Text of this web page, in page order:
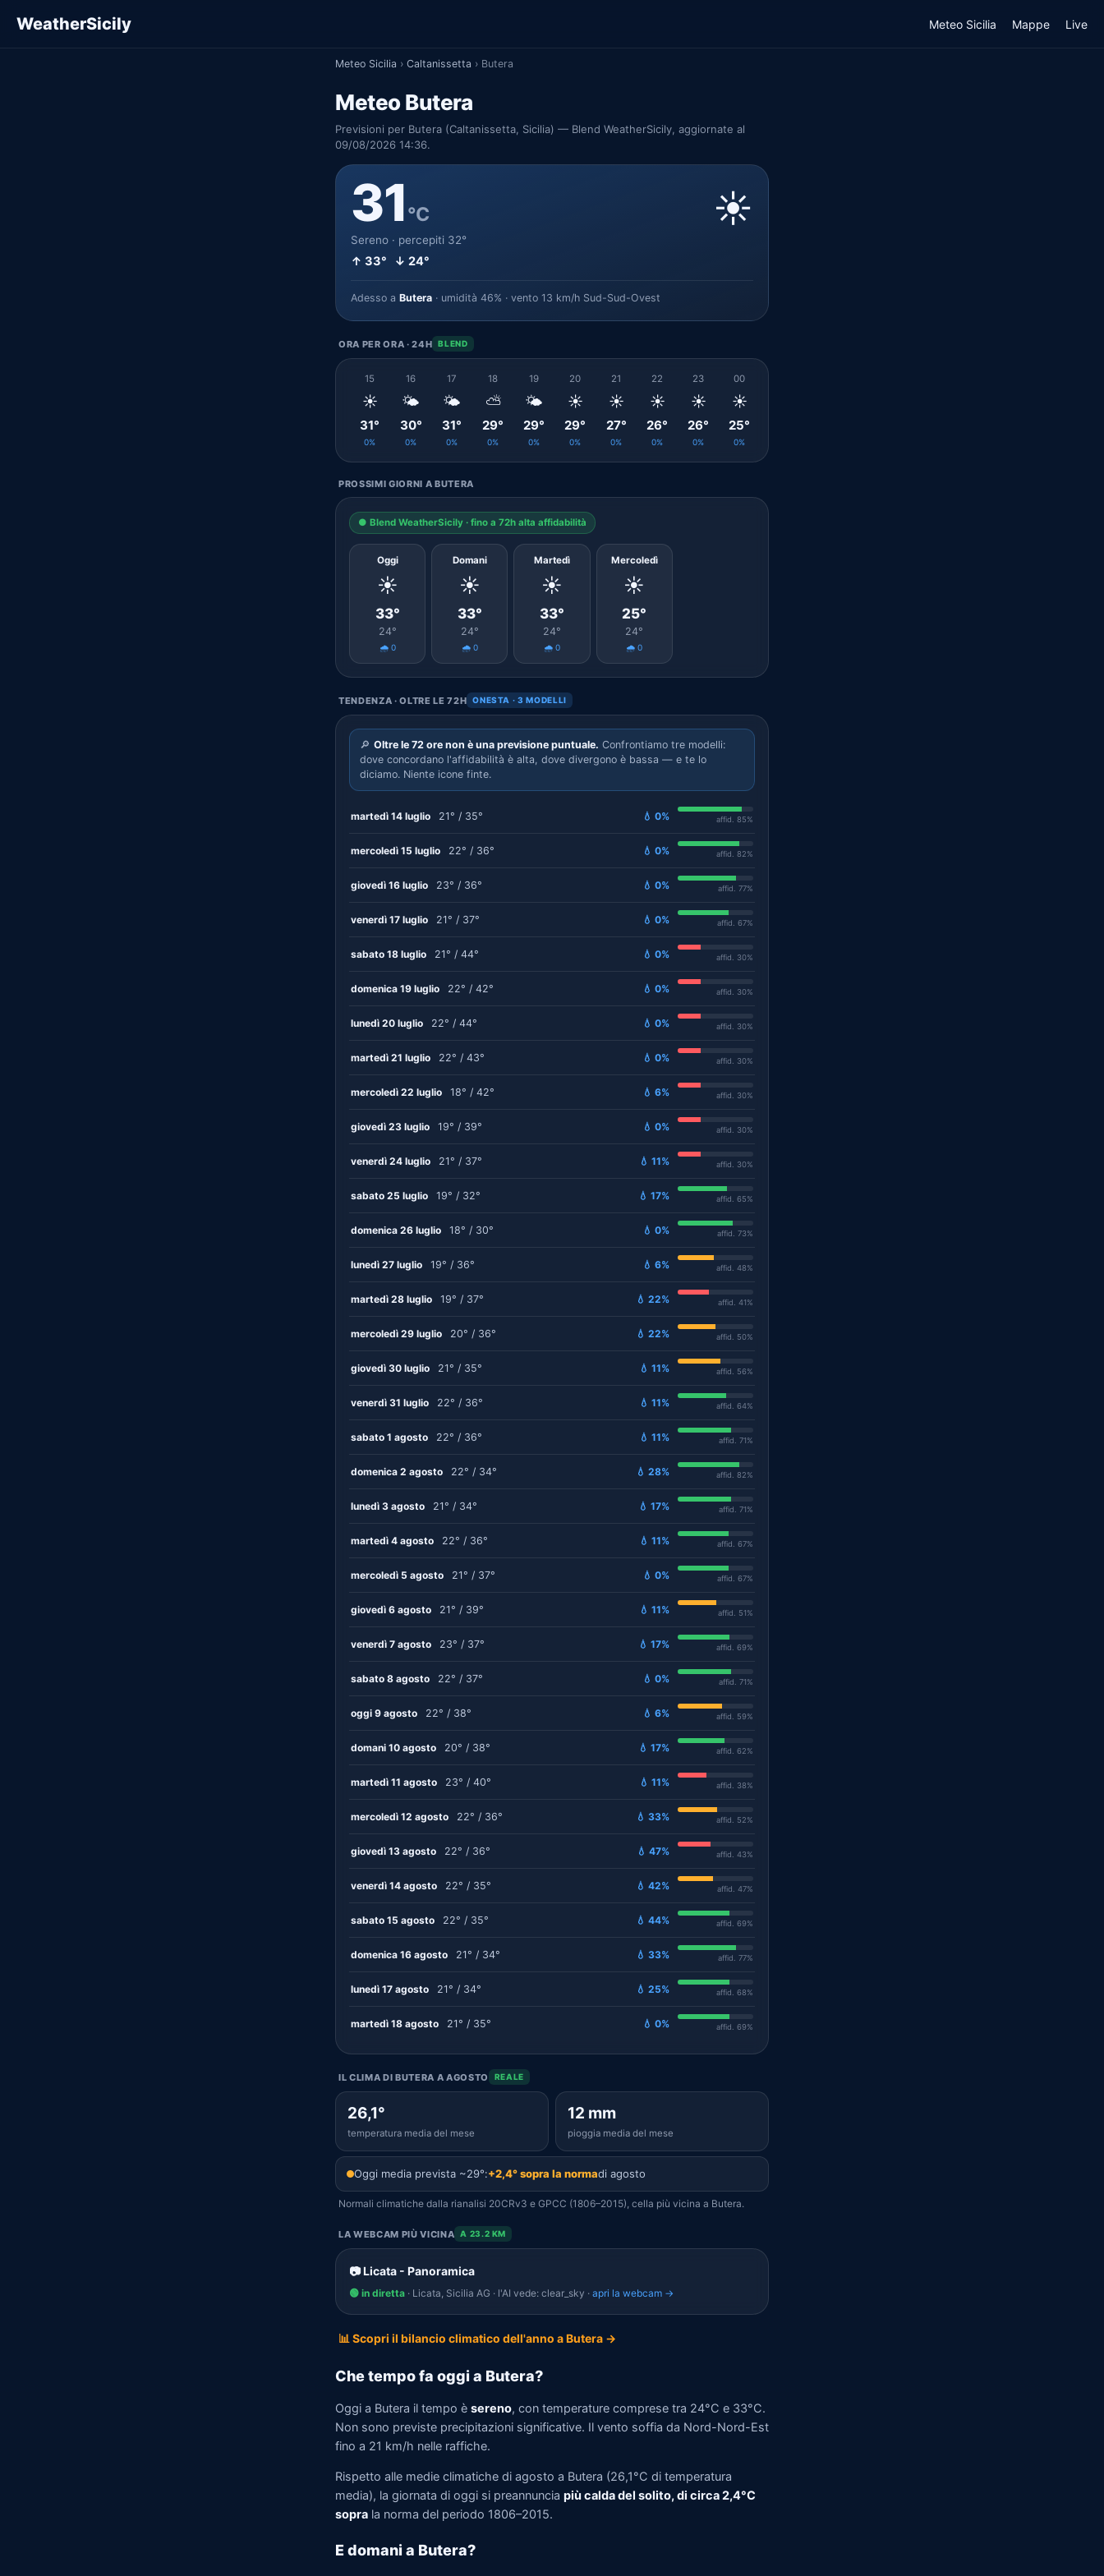
WeatherSicily Meteo Sicilia Mappe Live
Meteo Sicilia › Caltanissetta › Butera
Meteo Butera
Previsioni per Butera (Caltanissetta, Sicilia) — Blend WeatherSicily, aggiornate al
09/08/2026 14:36.
31°C
Sereno · percepiti 32°
↑ 33° ↓ 24°
☀️
Adesso a Butera · umidità 46% · vento 13 km/h Sud-Sud-Ovest
ORA PER ORA · 24H BLEND
15
☀️
31°
0%
16
🌤️
30°
0%
17
🌤️
31°
0%
18
⛅
29°
0%
19
🌤️
29°
0%
20
☀️
29°
0%
21
☀️
27°
0%
22
☀️
26°
0%
23
☀️
26°
0%
00
☀️
25°
0%
PROSSIMI GIORNI A BUTERA
● Blend WeatherSicily · fino a 72h alta affidabilità
Oggi
☀️
33°
24°
🌧️ 0
Domani
☀️
33°
24°
🌧️ 0
Martedì
☀️
33°
24°
🌧️ 0
Mercoledì
☀️
25°
24°
🌧️ 0
TENDENZA · OLTRE LE 72H ONESTA · 3 MODELLI
🔎 Oltre le 72 ore non è una previsione puntuale. Confrontiamo tre modelli:
dove concordano l'affidabilità è alta, dove divergono è bassa — e te lo
diciamo. Niente icone finte.
martedì 14 luglio 21° / 35° 💧 0% affid. 85%
mercoledì 15 luglio 22° / 36° 💧 0% affid. 82%
giovedì 16 luglio 23° / 36° 💧 0% affid. 77%
venerdì 17 luglio 21° / 37° 💧 0% affid. 67%
sabato 18 luglio 21° / 44° 💧 0% affid. 30%
domenica 19 luglio 22° / 42° 💧 0% affid. 30%
lunedì 20 luglio 22° / 44° 💧 0% affid. 30%
martedì 21 luglio 22° / 43° 💧 0% affid. 30%
mercoledì 22 luglio 18° / 42° 💧 6% affid. 30%
giovedì 23 luglio 19° / 39° 💧 0% affid. 30%
venerdì 24 luglio 21° / 37° 💧 11% affid. 30%
sabato 25 luglio 19° / 32° 💧 17% affid. 65%
domenica 26 luglio 18° / 30° 💧 0% affid. 73%
lunedì 27 luglio 19° / 36° 💧 6% affid. 48%
martedì 28 luglio 19° / 37° 💧 22% affid. 41%
mercoledì 29 luglio 20° / 36° 💧 22% affid. 50%
giovedì 30 luglio 21° / 35° 💧 11% affid. 56%
venerdì 31 luglio 22° / 36° 💧 11% affid. 64%
sabato 1 agosto 22° / 36° 💧 11% affid. 71%
domenica 2 agosto 22° / 34° 💧 28% affid. 82%
lunedì 3 agosto 21° / 34° 💧 17% affid. 71%
martedì 4 agosto 22° / 36° 💧 11% affid. 67%
mercoledì 5 agosto 21° / 37° 💧 0% affid. 67%
giovedì 6 agosto 21° / 39° 💧 11% affid. 51%
venerdì 7 agosto 23° / 37° 💧 17% affid. 69%
sabato 8 agosto 22° / 37° 💧 0% affid. 71%
oggi 9 agosto 22° / 38° 💧 6% affid. 59%
domani 10 agosto 20° / 38° 💧 17% affid. 62%
martedì 11 agosto 23° / 40° 💧 11% affid. 38%
mercoledì 12 agosto 22° / 36° 💧 33% affid. 52%
giovedì 13 agosto 22° / 36° 💧 47% affid. 43%
venerdì 14 agosto 22° / 35° 💧 42% affid. 47%
sabato 15 agosto 22° / 35° 💧 44% affid. 69%
domenica 16 agosto 21° / 34° 💧 33% affid. 77%
lunedì 17 agosto 21° / 34° 💧 25% affid. 68%
martedì 18 agosto 21° / 35° 💧 0% affid. 69%
IL CLIMA DI BUTERA A AGOSTO REALE
26,1°
temperatura media del mese
12 mm
pioggia media del mese
Oggi media prevista ~29°:+2,4° sopra la normadi agosto
Normali climatiche dalla rianalisi 20CRv3 e GPCC (1806–2015), cella più vicina a Butera.
LA WEBCAM PIÙ VICINA A 23.2 KM
📷 Licata - Panoramica
🟢 in diretta · Licata, Sicilia AG · l'AI vede: clear_sky · apri la webcam →
📊 Scopri il bilancio climatico dell'anno a Butera →
Che tempo fa oggi a Butera?
Oggi a Butera il tempo è sereno, con temperature comprese tra 24°C e 33°C.
Non sono previste precipitazioni significative. Il vento soffia da Nord-Nord-Est
fino a 21 km/h nelle raffiche.
Rispetto alle medie climatiche di agosto a Butera (26,1°C di temperatura
media), la giornata di oggi si preannuncia più calda del solito, di circa 2,4°C
sopra la norma del periodo 1806–2015.
E domani a Butera?